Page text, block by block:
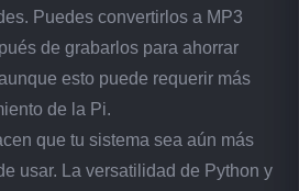
Puedes convertirlos a MP3
de grabarlos para ahorrar
esto puede requerir más
de la Pi.
que tu sistema sea aún más
usar. La versatilidad de Python y